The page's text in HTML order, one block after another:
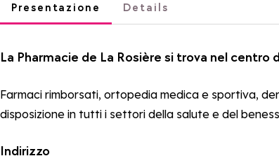
Presentazione Details
La Pharmacie de La Rosière si trova nel
Farmaci rimborsati, ortopedia medica e sportiva,
disposizione in tutti i settori della salute e del
Indirizzo